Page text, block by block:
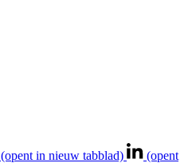
(opent in nieuw tabblad)
(opent